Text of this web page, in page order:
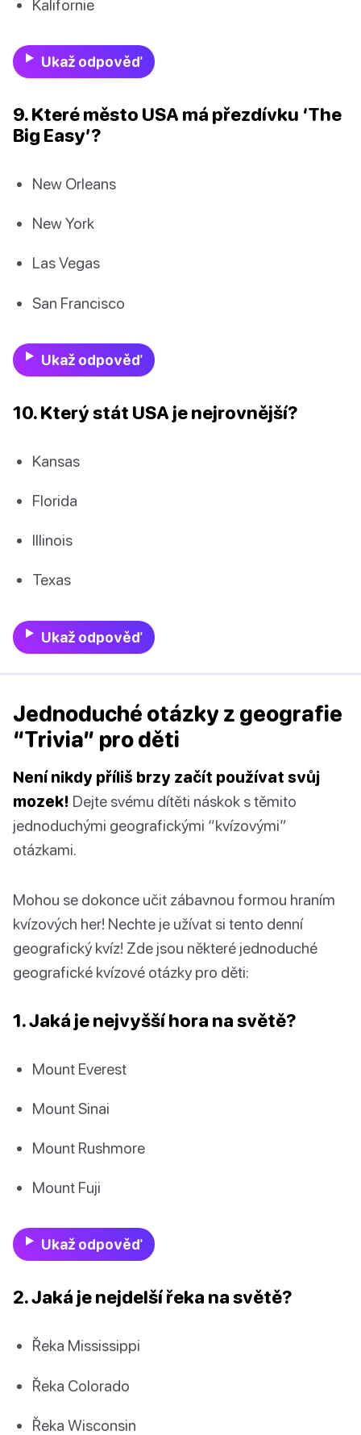
Kalifornie
Ukaž odpověď
9. Které město USA má přezdívku ‘The
Big Easy’?
New Orleans
New York
Las Vegas
San Francisco
Ukaž odpověď
10. Který stát USA je nejrovnější?
Kansas
Florida
Illinois
Texas
Ukaž odpověď
Jednoduché otázky z geografie
“Trivia” pro děti
Není nikdy příliš brzy začít používat svůj
mozek! Dejte svému dítěti náskok s těmito
jednoduchými geografickými “kvízovými”
otázkami.
Mohou se dokonce učit zábavnou formou hraním
kvízových her! Nechte je užívat si tento denní
geografický kvíz! Zde jsou některé jednoduché
geografické kvízové otázky pro děti:
1. Jaká je nejvyšší hora na světě?
Mount Everest
Mount Sinai
Mount Rushmore
Mount Fuji
Ukaž odpověď
2. Jaká je nejdelší řeka na světě?
Řeka Mississippi
Řeka Colorado
Řeka Wisconsin